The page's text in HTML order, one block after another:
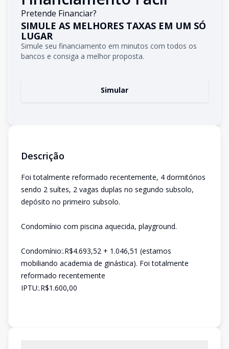
Pretende Financiar?
SIMULE AS MELHORES TAXAS EM UM SÓ
LUGAR
Simule seu financiamento em minutos com todos os
bancos e consiga a melhor proposta.
Simular
Descrição
Foi totalmente reformado recentemente, 4 dormitórios
sendo 2 suítes, 2 vagas duplas no segundo subsolo,
depósito no primeiro subsolo.
Condomínio com piscina aquecida, playground.
Condomínio:.R$4.693,52 + 1.046,51 (estamos
mobiliando academia de ginástica). Foi totalmente
reformado recentemente
IPTU:.R$1.600,00